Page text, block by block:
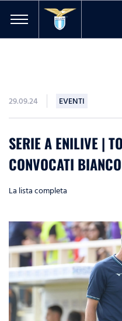
29.09.24 EVENTI
SERIE A ENILIVE |
CONVOCATI
La lista completa